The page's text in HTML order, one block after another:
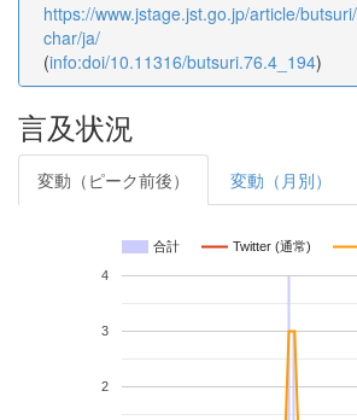
https://www.jstage.jst.go.jp/article/
char/ja/
(info:doi/10.11316/butsuri.76.4_194)
言及状況
変動（ピーク前後） 変動（月別）
合計 Twitter (通常)
2
3
4